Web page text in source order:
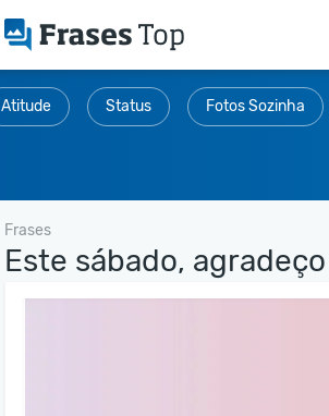
Atitude Status Fotos Sozinha
Frases
Este sábado, agradeço